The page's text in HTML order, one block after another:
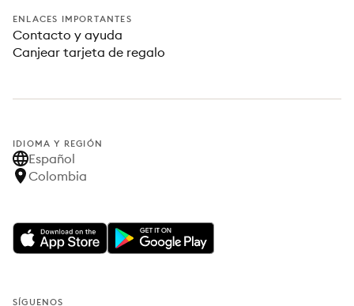
ENLACES IMPORTANTES
Contacto y ayuda
Canjear tarjeta de regalo
IDIOMA Y REGIÓN
Español
Colombia
SÍGUENOS